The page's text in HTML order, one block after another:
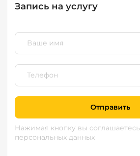
Запись на услугу
Отправить
Нажимая кнопку вы соглашаетесь
персональных данных